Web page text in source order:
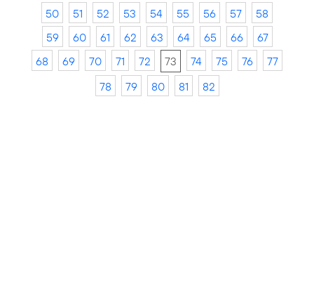
50
51 52 53 54 55 56 57
58
59
60 61 62 63 64 65 66
67
68
69 70 71 72 73 74 75 76
77
78
79 80 81 82